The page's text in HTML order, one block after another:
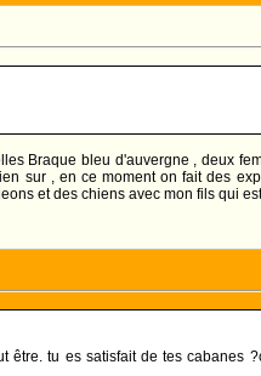
Braque bleu d'auvergne , deux
sur , en ce moment on fait des
et des chiens avec mon fils qui
tu es satisfait de tes cabanes